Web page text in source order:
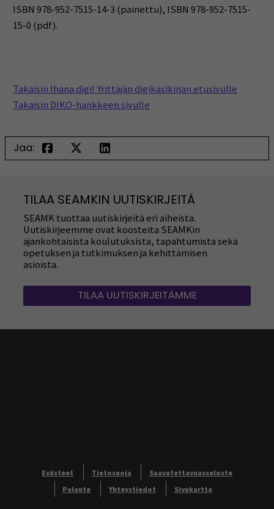
ISBN 978-952-7515-14-3 (painettu), ISBN 978-952-7515-
15-0 (pdf).
Takaisin Ihana digi! Yrittäjän digikäsikirjan etusivulle
Takaisin DIKO-hankkeen sivulle
Jaa:
TILAA SEAMKIN UUTISKIRJEITÄ
SEAMK tuottaa uutiskirjeitä eri aiheista.
Uutiskirjeemme ovat koosteita SEAMKin
ajankohtaisista koulutuksista, tapahtumista sekä
opetuksen ja tutkimuksen ja kehittämisen
asioista.
TILAA UUTISKIRJEITÄMME
Evästeet Tietosuoja
Saavutettavuusseloste
Palaute
Yhteystiedot Sivukartta